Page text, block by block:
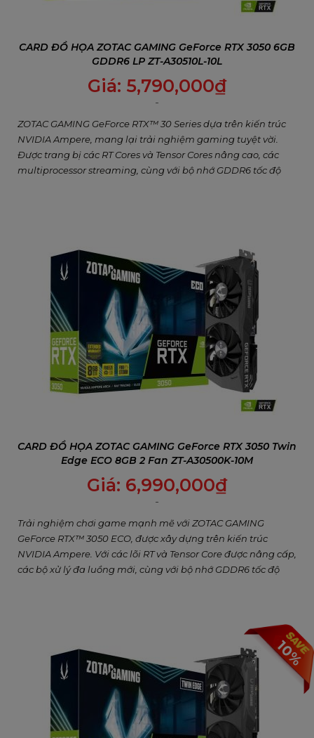
CARD ĐỒ HỌA ZOTAC GAMING GeForce RTX 3050 6GB
GDDR6 LP ZT-A30510L-10L
Giá: 5,790,000₫
ZOTAC GAMING GeForce RTX™ 30 Series dựa trên kiến trúc
NVIDIA Ampere, mang lại trải nghiệm gaming tuyệt vời.
Được trang bị các RT Cores và Tensor Cores nâng cao, các
multiprocessor streaming, cùng với bộ nhớ GDDR6 tốc độ
CARD ĐỒ HỌA ZOTAC GAMING GeForce RTX 3050 Twin
Edge ECO 8GB 2 Fan ZT-A30500K-10M
Giá: 6,990,000₫
Trải nghiệm chơi game mạnh mẽ với ZOTAC GAMING
GeForce RTX™ 3050 ECO, được xây dựng trên kiến trúc
NVIDIA Ampere. Với các lõi RT và Tensor Core được nâng cấp,
các bộ xử lý đa luồng mới, cùng với bộ nhớ GDDR6 tốc độ
10%